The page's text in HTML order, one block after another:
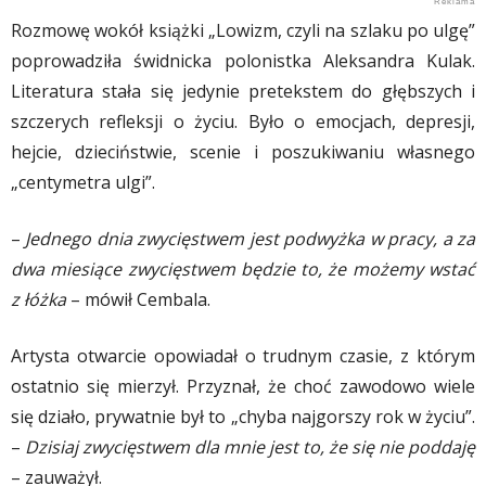
Rozmowę wokół książki „Lowizm, czyli na szlaku po ulgę”
poprowadziła świdnicka polonistka Aleksandra Kulak.
Literatura stała się jedynie pretekstem do głębszych i
szczerych refleksji o życiu. Było o emocjach, depresji,
hejcie, dzieciństwie, scenie i poszukiwaniu własnego
„centymetra ulgi”.
– Jednego dnia zwycięstwem jest podwyżka w pracy, a za
dwa miesiące zwycięstwem będzie to, że możemy wstać
z łóżka– mówił Cembala.
Artysta otwarcie opowiadał o trudnym czasie, z którym
ostatnio się mierzył. Przyznał, że choć zawodowo wiele
się działo, prywatnie był to „chyba najgorszy rok w życiu”.
– Dzisiaj zwycięstwem dla mnie jest to, że się nie poddaję
– zauważył.